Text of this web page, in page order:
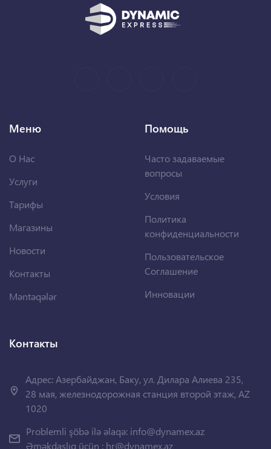
Меню
О Нас
Услуги
Тарифы
Магазины
Новости
Контакты
Məntəqələr
Помощь
Часто задаваемые
вопросы
Условия
Политика
конфиденциальности
Пользовательское
Соглашение
Инновации
Контакты
Адрес: Азербайджан, Баку, ул. Дилара Алиева 235,
28 мая, железнодорожная станция второй этаж, AZ
1020
Problemli şöbə ilə əlaqə: info@dynamex.az
Əməkdaşlıq üçün : hr@dynamex.az